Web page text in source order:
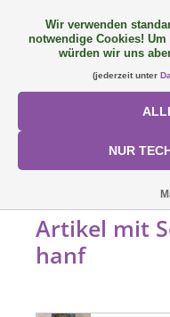
+49 (0) 9081
ALLE PRODUKTE
FÜTTERUNGSKONZEPT
Artikel mit
hanf
Wir verwenden
notwendige Cookies!
würden wir uns
(jederzeit unter
NUR